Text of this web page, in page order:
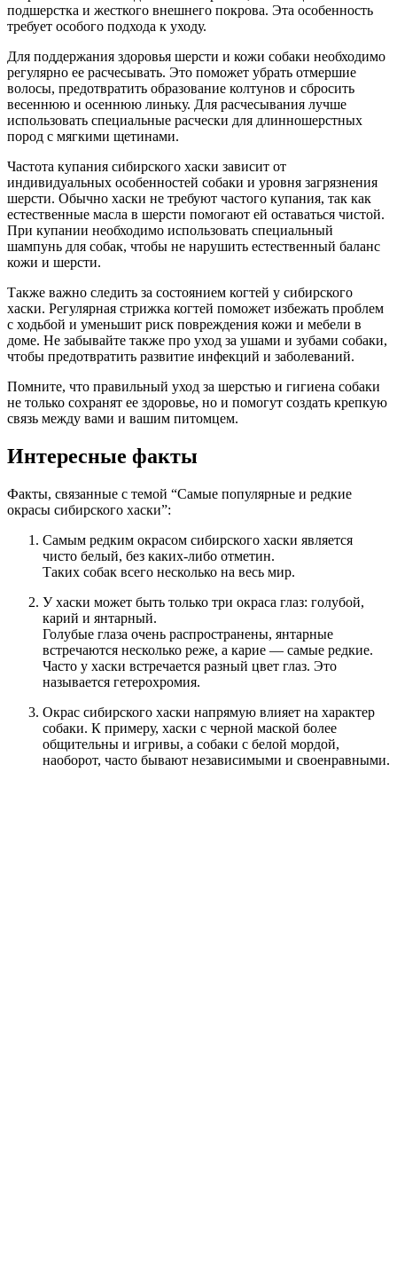
подшерстка и жесткого внешнего покрова. Эта особенность
требует особого подхода к уходу.
Для поддержания здоровья шерсти и кожи собаки необходимо
регулярно ее расчесывать. Это поможет убрать отмершие
волосы, предотвратить образование колтунов и сбросить
весеннюю и осеннюю линьку. Для расчесывания лучше
использовать специальные расчески для длинношерстных
пород с мягкими щетинами.
Частота купания сибирского хаски зависит от
индивидуальных особенностей собаки и уровня загрязнения
шерсти. Обычно хаски не требуют частого купания, так как
естественные масла в шерсти помогают ей оставаться чистой.
При купании необходимо использовать специальный
шампунь для собак, чтобы не нарушить естественный баланс
кожи и шерсти.
Также важно следить за состоянием когтей у сибирского
хаски. Регулярная стрижка когтей поможет избежать проблем
с ходьбой и уменьшит риск повреждения кожи и мебели в
доме. Не забывайте также про уход за ушами и зубами собаки,
чтобы предотвратить развитие инфекций и заболеваний.
Помните, что правильный уход за шерстью и гигиена собаки
не только сохранят ее здоровье, но и помогут создать крепкую
связь между вами и вашим питомцем.
Интересные факты
Факты, связанные с темой “Самые популярные и редкие
окрасы сибирского хаски”:
Самым редким окрасом сибирского хаски является
чисто белый, без каких-либо отметин.
Таких собак всего несколько на весь мир.
У хаски может быть только три окраса глаз: голубой,
карий и янтарный.
Голубые глаза очень распространены, янтарные
встречаются несколько реже, а карие — самые редкие.
Часто у хаски встречается разный цвет глаз. Это
называется гетерохромия.
Окрас сибирского хаски напрямую влияет на характер
собаки. К примеру, хаски с черной маской более
общительны и игривы, а собаки с белой мордой,
наоборот, часто бывают независимыми и своенравными.